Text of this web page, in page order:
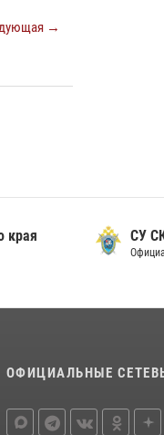
→
края СУ
ОФИЦИАЛЬНЫЕ